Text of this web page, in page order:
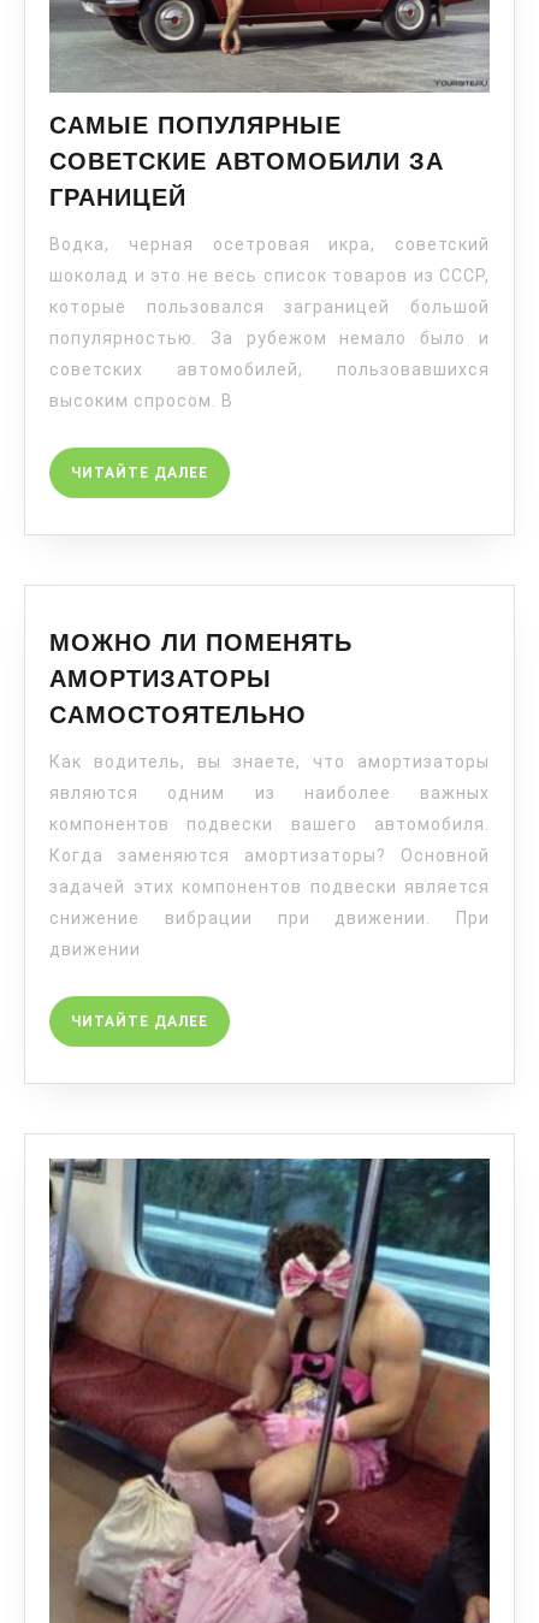
САМЫЕ ПОПУЛЯРНЫЕ
СОВЕТСКИЕ АВТОМОБИЛИ ЗА
ГРАНИЦЕЙ
Водка, черная осетровая икра, советский
шоколад и это не весь список товаров из СССР,
которые пользовался заграницей большой
популярностью. За рубежом немало было и
советских автомобилей, пользовавшихся
высоким спросом. В
ЧИТАЙТЕ ДАЛЕЕ
МОЖНО ЛИ ПОМЕНЯТЬ
АМОРТИЗАТОРЫ
САМОСТОЯТЕЛЬНО
Как водитель, вы знаете, что амортизаторы
являются одним из наиболее важных
компонентов подвески вашего автомобиля.
Когда заменяются амортизаторы? Основной
задачей этих компонентов подвески является
снижение вибрации при движении. При
движении
ЧИТАЙТЕ ДАЛЕЕ